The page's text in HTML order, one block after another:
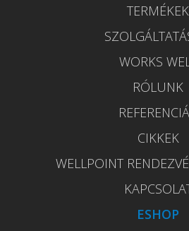
TERMÉKEK
WORKS
RÓLUNK
CIKKEK
WELLPOINT
ESHOP